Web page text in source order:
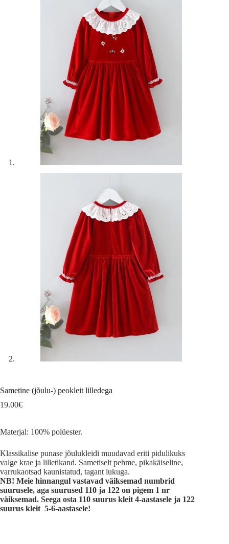
Sametine (jõulu-) peokleit lilledega
19.00€
Materjal: 100% polüester.
Klassikalise punase jõulukleidi muudavad eriti pidulikuks
valge krae ja lilletikand. Sametiselt pehme, pikakäiseline,
varrukaotsad kaunistatud, tagant lukuga.
NB! Meie hinnangul vastavad väiksemad numbrid
suurusele, aga suurused 110 ja 122 on pigem 1 nr
väiksemad. Seega osta 110 suurus kleit 4-aastasele ja 122
suurus kleit 5-6-aastasele!